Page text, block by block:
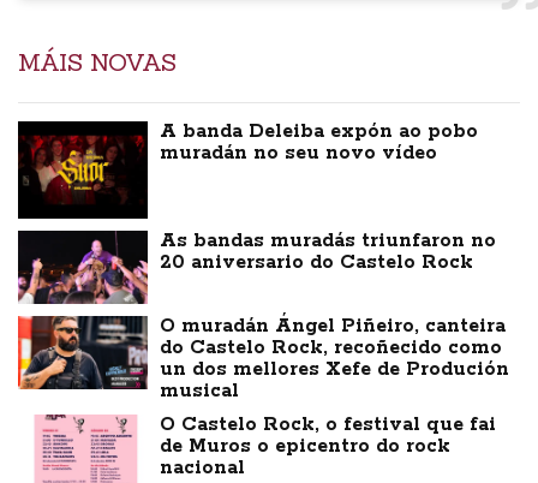
MÁIS NOVAS
A banda Deleiba expón ao pobo
muradán no seu novo vídeo
As bandas muradás triunfaron no
20 aniversario do Castelo Rock
O muradán Ángel Piñeiro, canteira
do Castelo Rock, recoñecido como
un dos mellores Xefe de Produción
musical
O Castelo Rock, o festival que fai
de Muros o epicentro do rock
nacional